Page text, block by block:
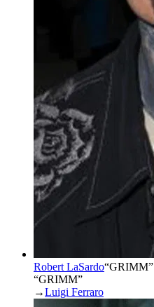
Robert LaSardo“GRIMM”
“GRIMM”
→Luigi Ferraro